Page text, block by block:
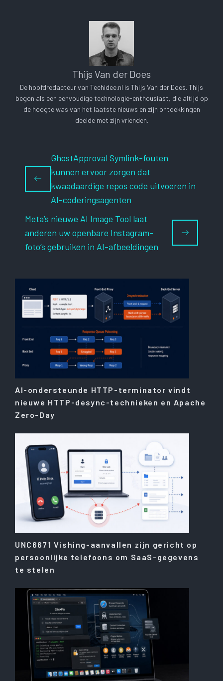
Thijs Van der Does
De hoofdredacteur van Techidee.nl is Thijs Van der Does. Thijs
begon als een eenvoudige technologie-enthousiast, die altijd op
de hoogte was van het laatste nieuws en zijn ontdekkingen
deelde met zijn vrienden.
GhostApproval Symlink-fouten
kunnen ervoor zorgen dat
kwaadaardige repos code uitvoeren in
AI-coderingsagenten
Meta’s nieuwe AI Image Tool laat
anderen uw openbare Instagram-
foto’s gebruiken in AI-afbeeldingen
AI-ondersteunde HTTP-terminator vindt
nieuwe HTTP-desync-technieken en Apache
Zero-Day
UNC6671 Vishing-aanvallen zijn gericht op
persoonlijke telefoons om SaaS-gegevens
te stelen